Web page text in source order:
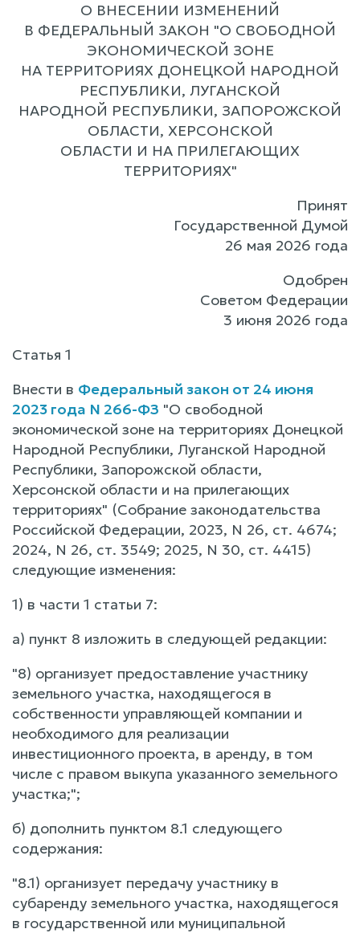
О ВНЕСЕНИИ ИЗМЕНЕНИЙ
В ФЕДЕРАЛЬНЫЙ ЗАКОН "О СВОБОДНОЙ
ЭКОНОМИЧЕСКОЙ ЗОНЕ
НА ТЕРРИТОРИЯХ ДОНЕЦКОЙ НАРОДНОЙ
РЕСПУБЛИКИ, ЛУГАНСКОЙ
НАРОДНОЙ РЕСПУБЛИКИ, ЗАПОРОЖСКОЙ
ОБЛАСТИ, ХЕРСОНСКОЙ
ОБЛАСТИ И НА ПРИЛЕГАЮЩИХ
ТЕРРИТОРИЯХ"
Принят
Государственной Думой
26 мая 2026 года
Одобрен
Советом Федерации
3 июня 2026 года
Статья 1
Внести в Федеральный закон от 24 июня
2023 года N 266-ФЗ "О свободной
экономической зоне на территориях Донецкой
Народной Республики, Луганской Народной
Республики, Запорожской области,
Херсонской области и на прилегающих
территориях" (Собрание законодательства
Российской Федерации, 2023, N 26, ст. 4674;
2024, N 26, ст. 3549; 2025, N 30, ст. 4415)
следующие изменения:
1) в части 1 статьи 7:
а) пункт 8 изложить в следующей редакции:
"8) организует предоставление участнику
земельного участка, находящегося в
собственности управляющей компании и
необходимого для реализации
инвестиционного проекта, в аренду, в том
числе с правом выкупа указанного земельного
участка;";
б) дополнить пунктом 8.1 следующего
содержания:
"8.1) организует передачу участнику в
субаренду земельного участка, находящегося
в государственной или муниципальной